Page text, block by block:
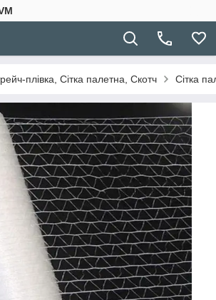
плівка, Сітка палетна, Скотч Сітка